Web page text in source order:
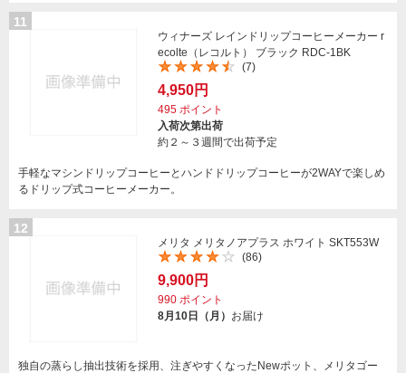
11
ウィナーズ レインドリップコーヒーメーカー r
ecolte（レコルト） ブラック RDC-1BK
(7)
4,950円
495 ポイント
入荷次第出荷
約２～３週間で出荷予定
手軽なマシンドリップコーヒーとハンドドリップコーヒーが2WAYで楽しめ
るドリップ式コーヒーメーカー。
12
メリタ メリタノアプラス ホワイト SKT553W
(86)
9,900円
990 ポイント
8月10日（月） お届け
独自の蒸らし抽出技術を採用、注ぎやすくなったNewポット、メリタゴー